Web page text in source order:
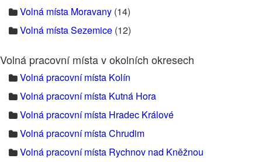
Volná místa Moravany (14)
Volná místa Sezemice (12)
Volná pracovní místa v okolních okresech
Volná pracovní místa Kolín
Volná pracovní místa Kutná Hora
Volná pracovní místa Hradec Králové
Volná pracovní místa Chrudim
Volná pracovní místa Rychnov nad Kněžnou